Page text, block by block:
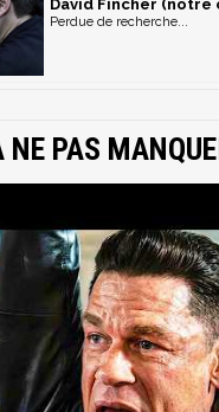
David Fincher (notre
Perdue de recherche...
NE PAS